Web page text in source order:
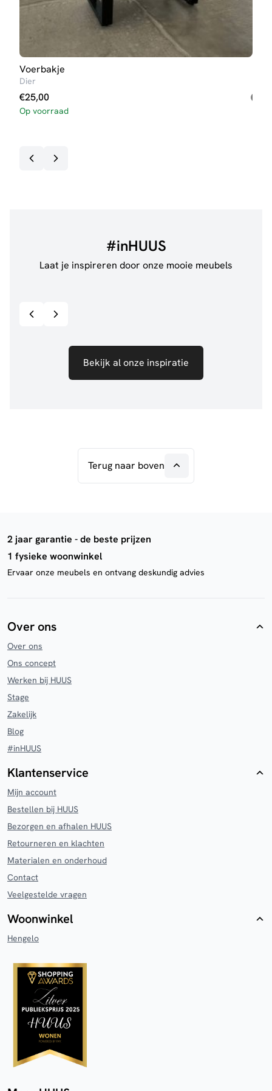
Voerbakje
Dier
€25,00
Op voorraad
#inHUUS
Laat je inspireren door onze mooie meubels
Bekijk al onze inspiratie
Terug naar boven
2 jaar garantie - de beste prijzen
1 fysieke woonwinkel
Ervaar onze meubels en ontvang deskundig advies
Over ons
Over ons
Ons concept
Werken bij HUUS
Stage
Zakelijk
Blog
#inHUUS
Klantenservice
Mijn account
Bestellen bij HUUS
Bezorgen en afhalen HUUS
Retourneren en klachten
Materialen en onderhoud
Contact
Veelgestelde vragen
Woonwinkel
Hengelo